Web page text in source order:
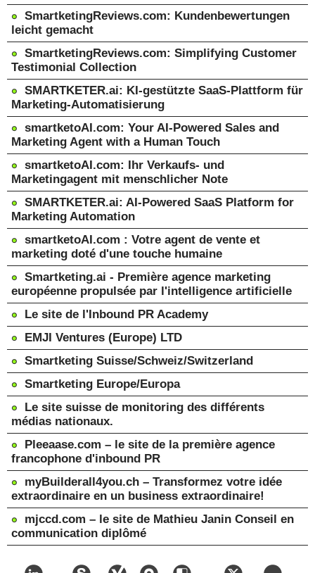
SmartketingReviews.com: Kundenbewertungen
leicht gemacht
SmartketingReviews.com: Simplifying Customer
Testimonial Collection
SMARTKETER.ai: KI-gestützte SaaS-Plattform für
Marketing-Automatisierung
smartketoAI.com: Your AI-Powered Sales and
Marketing Agent with a Human Touch
smartketoAI.com: Ihr Verkaufs- und
Marketingagent mit menschlicher Note
SMARTKETER.ai: AI-Powered SaaS Platform for
Marketing Automation
smartketoAI.com : Votre agent de vente et
marketing doté d'une touche humaine
Smartketing.ai - Première agence marketing
européenne propulsée par l'intelligence artificielle
Le site de l'Inbound PR Academy
EMJI Ventures (Europe) LTD
Smartketing Suisse/Schweiz/Switzerland
Smartketing Europe/Europa
Le site suisse de monitoring des différents
médias nationaux.
Pleeaase.com – le site de la première agence
francophone d'inbound PR
myBuilderall4you.ch – Transformez votre idée
extraordinaire en un business extraordinaire!
mjccd.com – le site de Mathieu Janin Conseil en
communication diplômé